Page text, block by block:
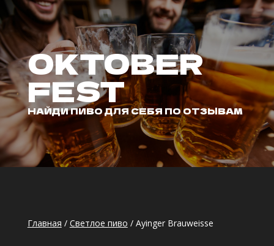
OKTOBER
FEST
НАЙДИ ПИВО ДЛЯ СЕБЯ ПО ОТЗЫВАМ
Главная / Светлое пиво / Ayinger Brauweisse